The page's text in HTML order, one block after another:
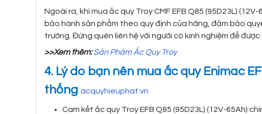
Ngoài ra, khi mua ắc quy Troy CMF EFB Q85 (95D23L)
bảo hành sản phẩm theo quy định của hãng, đảm bảo
trường. Đừng quên liên hệ với người có kinh nghiệm để
>>Xem thêm:Sản Phảm Ắc Quy Troy
4. Lý do bạn nên mua ắc quy Enimac
thống acquyhieuphat.vn
Cam kết ắc quy Troy EFB Q85 (95D23L) (12V-65Ah)